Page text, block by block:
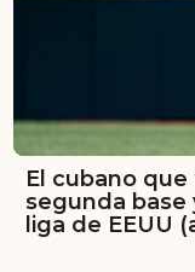
El cubano
segunda base
liga de EEUU